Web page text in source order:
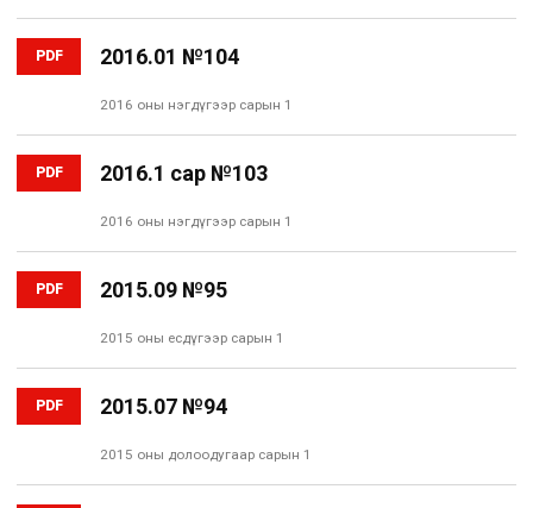
PDF 2016.01 №104
2016 оны нэгдүгээр сарын 1
PDF 2016.1 сар №103
2016 оны нэгдүгээр сарын 1
PDF 2015.09 №95
2015 оны есдүгээр сарын 1
PDF 2015.07 №94
2015 оны долоодугаар сарын 1